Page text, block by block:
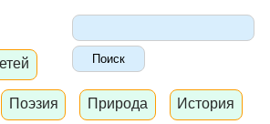
Поэзия Природа История